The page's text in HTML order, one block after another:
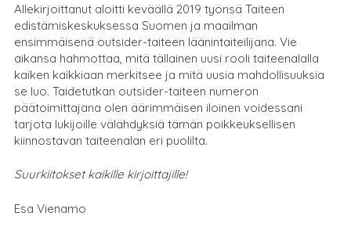
Allekirjoittanut aloitti keväällä 2019 työnsä Taiteen
edistämiskeskuksessa Suomen ja maailman
ensimmäisenä outsider-taiteen läänintaiteilijana. Vie
aikansa hahmottaa, mitä tällainen uusi rooli taiteenalalla
kaiken kaikkiaan merkitsee ja mitä uusia mahdollisuuksia
se luo. Taidetutkan outsider-taiteen numeron
päätoimittajana olen äärimmäisen iloinen voidessani
tarjota lukijoille välähdyksiä tämän poikkeuksellisen
kiinnostavan taiteenalan eri puolilta.
Suurkiitokset kaikille kirjoittajille!
Esa Vienamo